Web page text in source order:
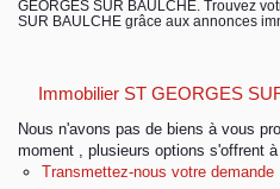
Espace client
GEORGES SUR BAULCHE. Trouvez
SUR BAULCHE grâce aux annonces
Immobilier ST GEORGES
Nous n'avons pas de biens à vous
moment , plusieurs options s'offrent
Transmettez-nous votre demande